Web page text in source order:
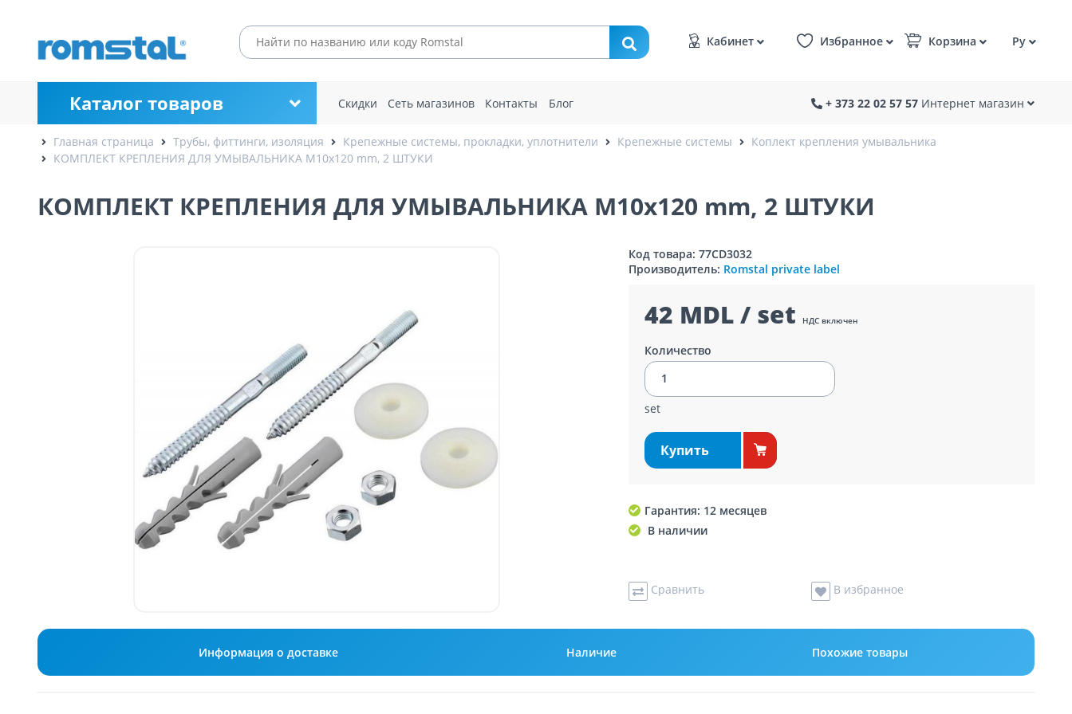
Кабинет Избранное Корзина Ру
Каталог товаров Скидки Сеть магазинов Контакты Блог + 373 22 02 57 57 Интернет магазин
Главная страница Трубы, фиттинги, изоляция Крепежные системы, прокладки, уплотнители Крепежные системы
Коплект крепления умывальника
КОМПЛЕКТ КРЕПЛЕНИЯ ДЛЯ УМЫВАЛЬНИКА M10x120 mm, 2 ШТУКИ
КОМПЛЕКТ КРЕПЛЕНИЯ ДЛЯ УМЫВАЛЬНИКА M10x120 mm, 2 ШТУКИ
Код товара: 77CD3032
Производитель: Romstal private label
42 MDL / set НДС включен
Количество
set
Купить
Гарантия: 12 месяцев
В наличии
Сравнить В избранное
Информация о доставке Наличие Похожие товары